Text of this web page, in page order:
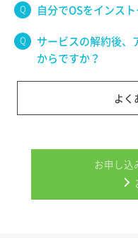
自分でOSをインス
サービスの解約後、
からですか？
よく
お申し込